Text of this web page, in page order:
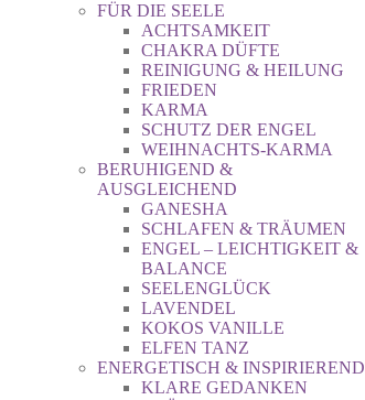
FÜR DIE SEELE
ACHTSAMKEIT
CHAKRA DÜFTE
REINIGUNG & HEILUNG
FRIEDEN
KARMA
SCHUTZ DER ENGEL
WEIHNACHTS-KARMA
BERUHIGEND &
AUSGLEICHEND
GANESHA
SCHLAFEN & TRÄUMEN
ENGEL – LEICHTIGKEIT &
BALANCE
SEELENGLÜCK
LAVENDEL
KOKOS VANILLE
ELFEN TANZ
ENERGETISCH & INSPIRIEREND
KLARE GEDANKEN